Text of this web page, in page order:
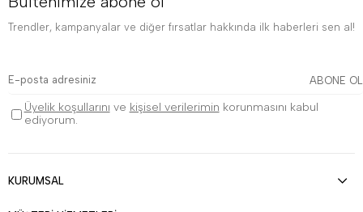
Trendler, kampanyalar ve diğer fırsatlar hakkında ilk haberleri sen al!
ABONE OL
Üyelik koşullarını ve kişisel verilerimin korunmasını kabul
ediyorum.
KURUMSAL